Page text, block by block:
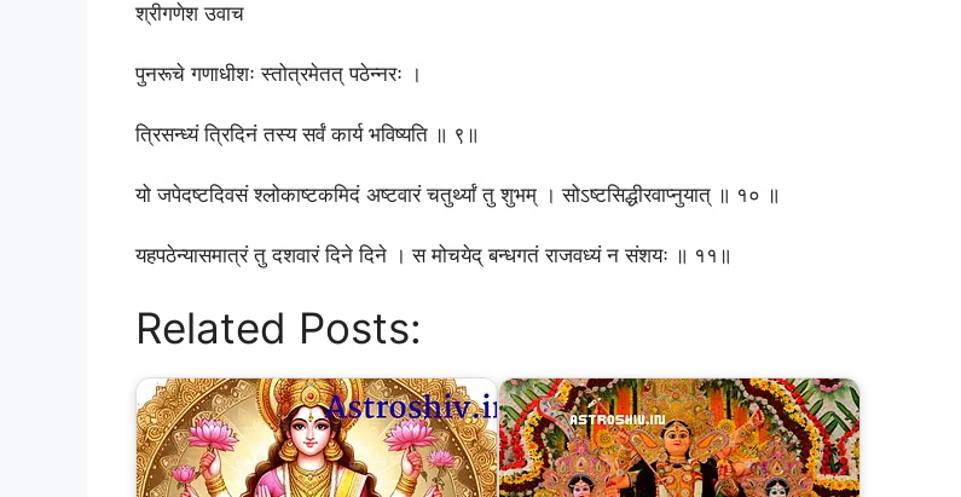
श्रीगणेश उवाच
पुनरूचे गणाधीशः स्तोत्रमेतत् पठेन्नरः ।
त्रिसन्ध्यं त्रिदिनं तस्य सर्वं कार्य भविष्यति ॥ ९॥
यो जपेदष्टदिवसं श्लोकाष्टकमिदं अष्टवारं चतुर्थ्यां तु शुभम् । सोऽष्टसिद्धीरवाप्नुयात् ॥ १० ॥
यहपठेन्यासमात्रं तु दशवारं दिने दिने । स मोचयेद् बन्धगतं राजवध्यं न संशयः ॥ ११॥
Related Posts: